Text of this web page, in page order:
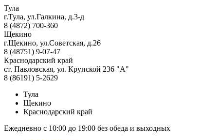
Тула
г.Тула, ул.Галкина, д.3-д
8 (4872) 700-360
Щекино
г.Щекино, ул.Советская, д.26
8 (48751) 9-07-47
Краснодарский край
ст. Павловская, ул. Крупской 236 "А"
8 (86191) 5-2629
Тула
Щекино
Краснодарский край
Ежедневно с 10:00 до 19:00 без обеда и выходных